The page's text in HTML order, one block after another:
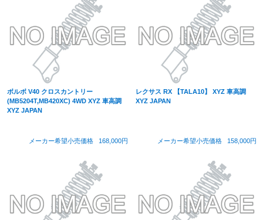
ボルボ V40 クロスカントリー
(MB5204T,MB420XC) 4WD XYZ 車高調
XYZ JAPAN
メーカー希望小売価格 168,000円
レクサス RX 【TALA10】 XYZ 車高調
XYZ JAPAN
メーカー希望小売価格 158,000円